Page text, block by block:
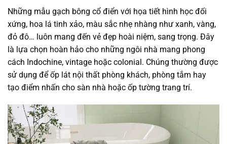
Những mẫu gạch bông cổ điển với họa tiết hình học đối
xứng, hoa lá tinh xảo, màu sắc nhẹ nhàng như xanh, vàng,
đỏ đô… luôn mang đến vẻ đẹp hoài niệm, sang trọng. Đây
là lựa chọn hoàn hảo cho những ngôi nhà mang phong
cách Indochine, vintage hoặc colonial. Chúng thường được
sử dụng để ốp lát nội thất phòng khách, phòng tắm hay
tạo điểm nhấn cho sàn nhà hoặc ốp tường trang trí.